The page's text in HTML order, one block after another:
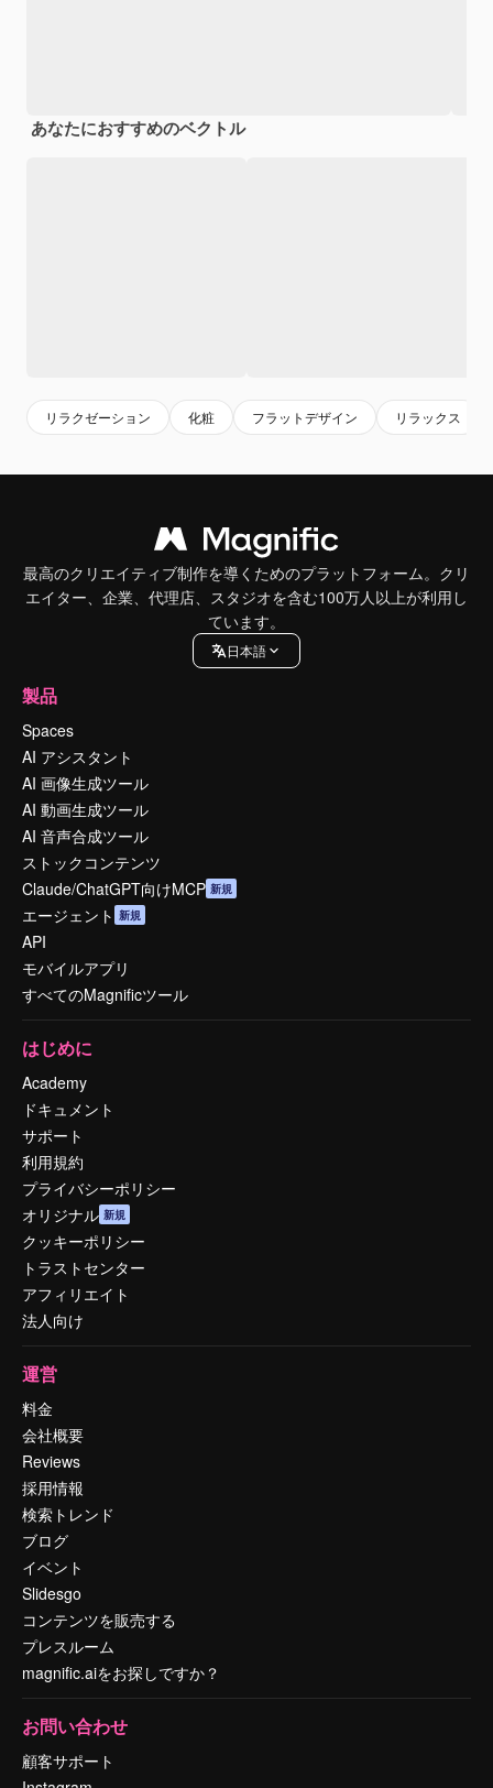
あなたにおすすめのベクトル
リラクゼーション 化粧 フラットデザイン リラックス
最高のクリエイティブ制作を導くためのプラットフォーム。クリ
エイター、企業、代理店、スタジオを含む100万人以上が利用し
ています。
日本語
製品
Spaces
AI アシスタント
AI 画像生成ツール
AI 動画生成ツール
AI 音声合成ツール
ストックコンテンツ
Claude/ChatGPT向けMCP 新規
エージェント 新規
API
モバイルアプリ
すべてのMagnificツール
はじめに
Academy
ドキュメント
サポート
利用規約
プライバシーポリシー
オリジナル 新規
クッキーポリシー
トラストセンター
アフィリエイト
法人向け
運営
料金
会社概要
Reviews
採用情報
検索トレンド
ブログ
イベント
Slidesgo
コンテンツを販売する
プレスルーム
magnific.aiをお探しですか？
お問い合わせ
顧客サポート